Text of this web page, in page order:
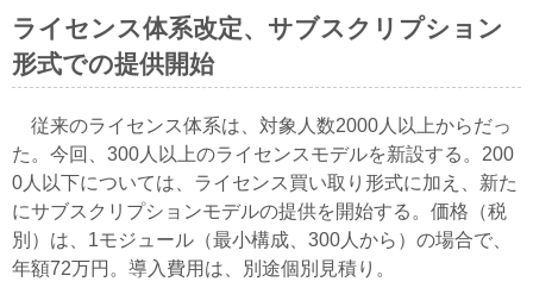
ライセンス体系改定、サブスクリプション
形式での提供開始
従来のライセンス体系は、対象人数2000人以上からだっ
た。今回、300人以上のライセンスモデルを新設する。200
0人以下については、ライセンス買い取り形式に加え、新た
にサブスクリプションモデルの提供を開始する。価格（税
別）は、1モジュール（最小構成、300人から）の場合で、
年額72万円。導入費用は、別途個別見積り。